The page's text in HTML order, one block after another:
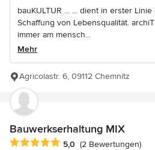
bauKULTUR ... ... dient in erster
Schaffung von Lebensqualität.
immer am mensch...
Mehr
Agricolastr. 6, 09112 Chemnitz
Bauwerkserhaltung MIX
Durchschnittliche Bewertung: 5
5,0 (2 Bewertungen)